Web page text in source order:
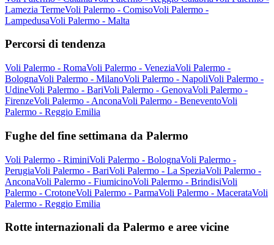
Lamezia TermeVoli Palermo - ComisoVoli Palermo -
LampedusaVoli Palermo - Malta
Percorsi di tendenza
Voli Palermo - RomaVoli Palermo - VeneziaVoli Palermo -
BolognaVoli Palermo - MilanoVoli Palermo - NapoliVoli Palermo -
UdineVoli Palermo - BariVoli Palermo - GenovaVoli Palermo -
FirenzeVoli Palermo - AnconaVoli Palermo - BeneventoVoli
Palermo - Reggio Emilia
Fughe del fine settimana da Palermo
Voli Palermo - RiminiVoli Palermo - BolognaVoli Palermo -
PerugiaVoli Palermo - BariVoli Palermo - La SpeziaVoli Palermo -
AnconaVoli Palermo - FiumicinoVoli Palermo - BrindisiVoli
Palermo - CrotoneVoli Palermo - ParmaVoli Palermo - MacerataVoli
Palermo - Reggio Emilia
Rotte internazionali da Palermo e aree vicine